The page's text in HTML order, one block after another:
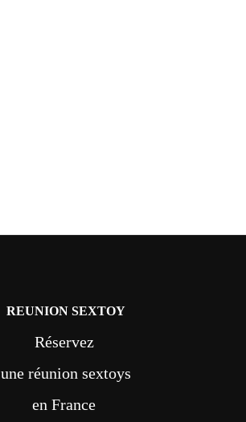
REUNION SEXTOY
Réservez
une réunion sextoys
en France